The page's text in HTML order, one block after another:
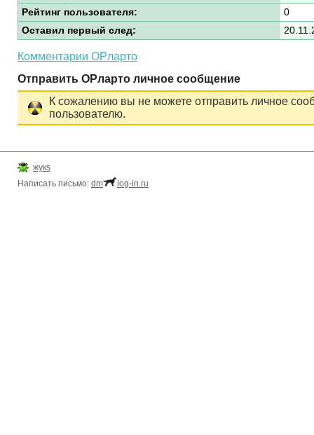
Рейтинг пользователя:
0
Оставил первый след:
Комментарии ОРларто
Отправить ОРларто личное сообщение
К сожалению вы не можете отправить личное
пользователю.
жукs
Написать письмо: dm log-in.ru